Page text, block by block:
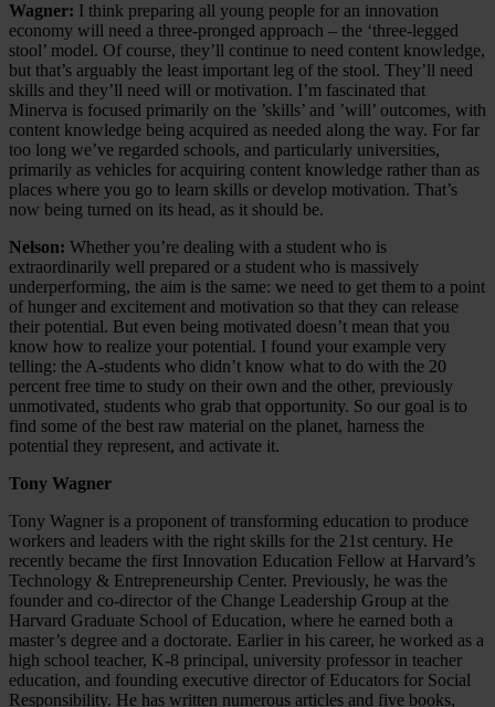
Wagner: I think preparing all young people for an innovation
economy will need a three-pronged approach – the ‘three-legged
stool’ model. Of course, they’ll continue to need content knowledge,
but that’s arguably the least important leg of the stool. They’ll need
skills and they’ll need will or motivation. I’m fascinated that
Minerva is focused primarily on the ’skills’ and ’will’ outcomes, with
content knowledge being acquired as needed along the way. For far
too long we’ve regarded schools, and particularly universities,
primarily as vehicles for acquiring content knowledge rather than as
places where you go to learn skills or develop motivation. That’s
now being turned on its head, as it should be.
Nelson: Whether you’re dealing with a student who is
extraordinarily well prepared or a student who is massively
underperforming, the aim is the same: we need to get them to a point
of hunger and excitement and motivation so that they can release
their potential. But even being motivated doesn’t mean that you
know how to realize your potential. I found your example very
telling: the A-students who didn’t know what to do with the 20
percent free time to study on their own and the other, previously
unmotivated, students who grab that opportunity. So our goal is to
find some of the best raw material on the planet, harness the
potential they represent, and activate it.
Tony Wagner
Tony Wagner is a proponent of transforming education to produce
workers and leaders with the right skills for the 21st century. He
recently became the first Innovation Education Fellow at Harvard’s
Technology & Entrepreneurship Center. Previously, he was the
founder and co-director of the Change Leadership Group at the
Harvard Graduate School of Education, where he earned both a
master’s degree and a doctorate. Earlier in his career, he worked as a
high school teacher, K-8 principal, university professor in teacher
education, and founding executive director of Educators for Social
Responsibility. He has written numerous articles and five books,